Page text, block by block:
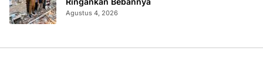
Agustus 4, 2026